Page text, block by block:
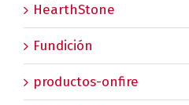
HearthStone
Fundición
productos-onfire